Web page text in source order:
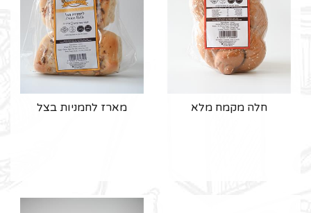
חלה מקמח מלא מארז לחמניות בצל